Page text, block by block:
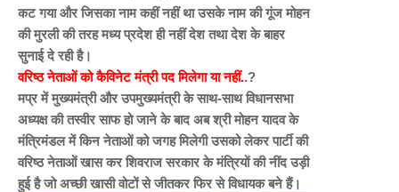
कट गया और जिसका नाम कहीं नहीं था उसके नाम की गूंज मोहन
की मुरली की तरह मध्य प्रदेश ही नहीं देश तथा देश के बाहर
सुनाई दे रही है।
वरिष्ठ नेताओं को कैविनेट मंत्री पद मिलेगा या नहीं..?
मप्र में मुख्यमंत्री और उपमुख्यमंत्री के साथ-साथ विधानसभा
अध्यक्ष की तस्वीर साफ हो जाने के बाद अब श्री मोहन यादव के
मंत्रिमंडल में किन नेताओं को जगह मिलेगी उसको लेकर पार्टी की
वरिष्ठ नेताओं खास कर शिवराज सरकार के मंत्रियों की नींद उड़ी
हुई है जो अच्छी खासी वोटों से जीतकर फिर से विधायक बने हैं।